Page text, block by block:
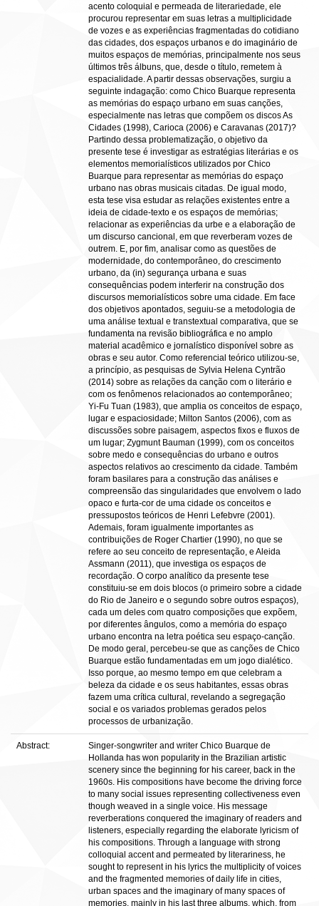
acento coloquial e permeada de literariedade, ele
procurou representar em suas letras a multiplicidade
de vozes e as experiências fragmentadas do cotidiano
das cidades, dos espaços urbanos e do imaginário de
muitos espaços de memórias, principalmente nos seus
últimos três álbuns, que, desde o título, remetem à
espacialidade. A partir dessas observações, surgiu a
seguinte indagação: como Chico Buarque representa
as memórias do espaço urbano em suas canções,
especialmente nas letras que compõem os discos As
Cidades (1998), Carioca (2006) e Caravanas (2017)?
Partindo dessa problematização, o objetivo da
presente tese é investigar as estratégias literárias e os
elementos memorialísticos utilizados por Chico
Buarque para representar as memórias do espaço
urbano nas obras musicais citadas. De igual modo,
esta tese visa estudar as relações existentes entre a
ideia de cidade-texto e os espaços de memórias;
relacionar as experiências da urbe e a elaboração de
um discurso cancional, em que reverberam vozes de
outrem. E, por fim, analisar como as questões de
modernidade, do contemporâneo, do crescimento
urbano, da (in) segurança urbana e suas
consequências podem interferir na construção dos
discursos memorialísticos sobre uma cidade. Em face
dos objetivos apontados, seguiu-se a metodologia de
uma análise textual e transtextual comparativa, que se
fundamenta na revisão bibliográfica e no amplo
material acadêmico e jornalístico disponível sobre as
obras e seu autor. Como referencial teórico utilizou-se,
a princípio, as pesquisas de Sylvia Helena Cyntrão
(2014) sobre as relações da canção com o literário e
com os fenômenos relacionados ao contemporâneo;
Yi-Fu Tuan (1983), que amplia os conceitos de espaço,
lugar e espaciosidade; Milton Santos (2006), com as
discussões sobre paisagem, aspectos fixos e fluxos de
um lugar; Zygmunt Bauman (1999), com os conceitos
sobre medo e consequências do urbano e outros
aspectos relativos ao crescimento da cidade. Também
foram basilares para a construção das análises e
compreensão das singularidades que envolvem o lado
opaco e furta-cor de uma cidade os conceitos e
pressupostos teóricos de Henri Lefebvre (2001).
Ademais, foram igualmente importantes as
contribuições de Roger Chartier (1990), no que se
refere ao seu conceito de representação, e Aleida
Assmann (2011), que investiga os espaços de
recordação. O corpo analítico da presente tese
constituiu-se em dois blocos (o primeiro sobre a cidade
do Rio de Janeiro e o segundo sobre outros espaços),
cada um deles com quatro composições que expõem,
por diferentes ângulos, como a memória do espaço
urbano encontra na letra poética seu espaço-canção.
De modo geral, percebeu-se que as canções de Chico
Buarque estão fundamentadas em um jogo dialético.
Isso porque, ao mesmo tempo em que celebram a
beleza da cidade e os seus habitantes, essas obras
fazem uma crítica cultural, revelando a segregação
social e os variados problemas gerados pelos
processos de urbanização.
Abstract:
Singer-songwriter and writer Chico Buarque de
Hollanda has won popularity in the Brazilian artistic
scenery since the beginning for his career, back in the
1960s. His compositions have become the driving force
to many social issues representing collectiveness even
though weaved in a single voice. His message
reverberations conquered the imaginary of readers and
listeners, especially regarding the elaborate lyricism of
his compositions. Through a language with strong
colloquial accent and permeated by literariness, he
sought to represent in his lyrics the multiplicity of voices
and the fragmented memories of daily life in cities,
urban spaces and the imaginary of many spaces of
memories, mainly in his last three albums, which, from